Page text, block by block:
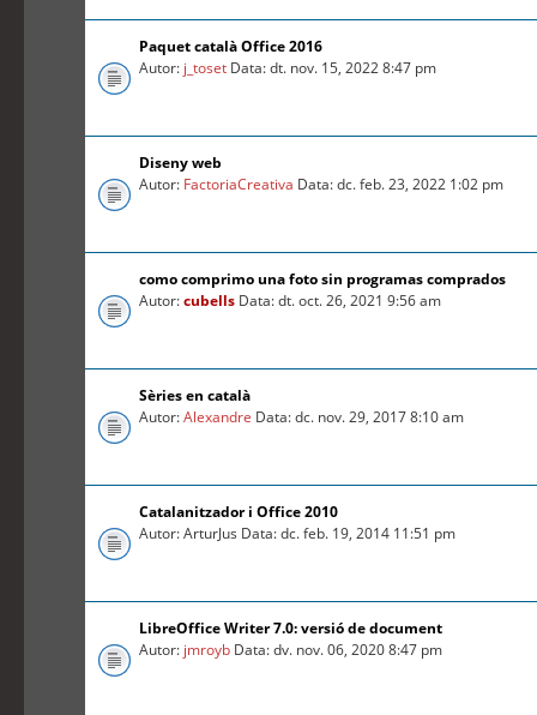
Paquet català Office 2016
Autor: j_toset Data: dt. nov. 15, 2022 8:47 pm
Diseny web
Autor: FactoriaCreativa Data: dc. feb. 23, 2022 1:02 pm
como comprimo una foto sin programas comprados
Autor:cubells Data: dt. oct. 26, 2021 9:56 am
Sèries en català
Autor:Alexandre Data: dc. nov. 29, 2017 8:10 am
Catalanitzador i Office 2010
Autor: ArturJus Data: dc. feb. 19, 2014 11:51 pm
LibreOffice Writer 7.0: versió de document
Autor: jmroyb Data: dv. nov. 06, 2020 8:47 pm